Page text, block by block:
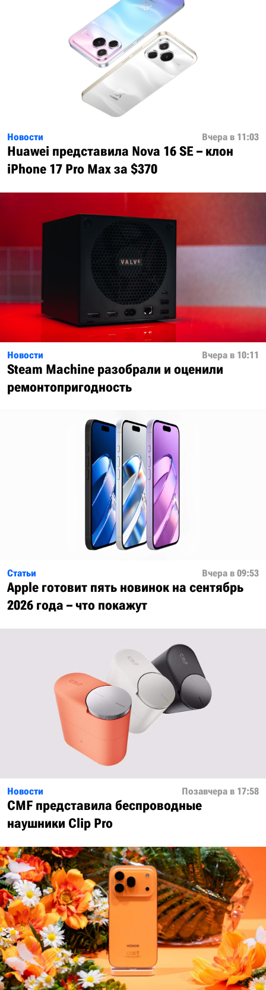
Новости Вчера в 11:03
Huawei представила Nova 16 SE – клон
iPhone 17 Pro Max за $370
Новости Вчера в 10:11
Steam Machine разобрали и оценили
ремонтопригодность
Статьи Вчера в 09:53
Apple готовит пять новинок на сентябрь
2026 года – что покажут
Новости Позавчера в 17:58
CMF представила беспроводные
наушники Clip Pro